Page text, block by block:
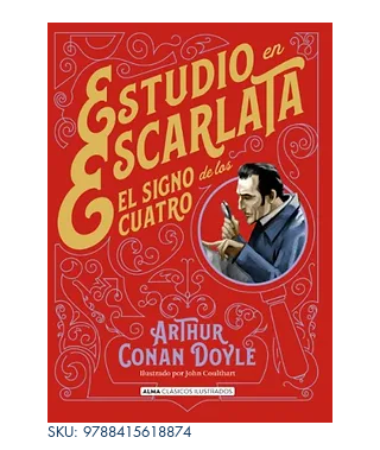
SKU: 9788415618874